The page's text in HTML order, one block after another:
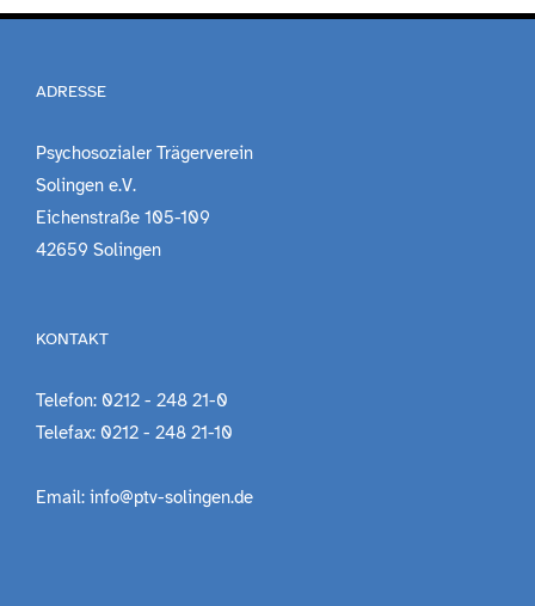
Aktuelles
Jobs
ADRESSE
Psychosozialer Trägerverein
Solingen e.V.
Eichenstraße 105-109
42659 Solingen
KONTAKT
Telefon: 0212 - 248 21-0
Telefax: 0212 - 248 21-10
Email: info@ptv-solingen.de